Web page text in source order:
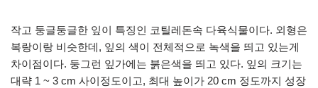
작고 둥글둥글한 잎이 특징인 코틸레돈속 다육식물이다. 외형은
복랑이랑 비슷한데, 잎의 색이 전체적으로 녹색을 띄고 있는게
차이점이다. 둥그런 잎가에는 붉은색을 띄고 있다. 잎의 크기는
대략 1 ~ 3 cm 사이정도이고, 최대 높이가 20 cm 정도까지 성장